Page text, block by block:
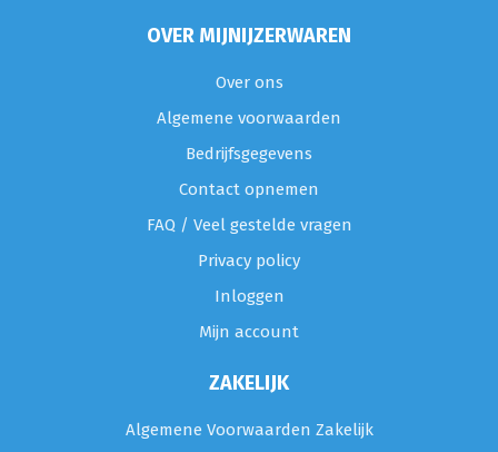
OVER MIJNIJZERWAREN
Over ons
Algemene voorwaarden
Bedrijfsgegevens
Contact opnemen
FAQ / Veel gestelde vragen
Privacy policy
Inloggen
Mijn account
ZAKELIJK
Algemene Voorwaarden Zakelijk